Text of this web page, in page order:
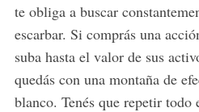
te obliga a buscar
escarbar. Si comprás una
suba hasta el valor de sus
quedás con una montaña de
blanco. Tenés que repetir todo